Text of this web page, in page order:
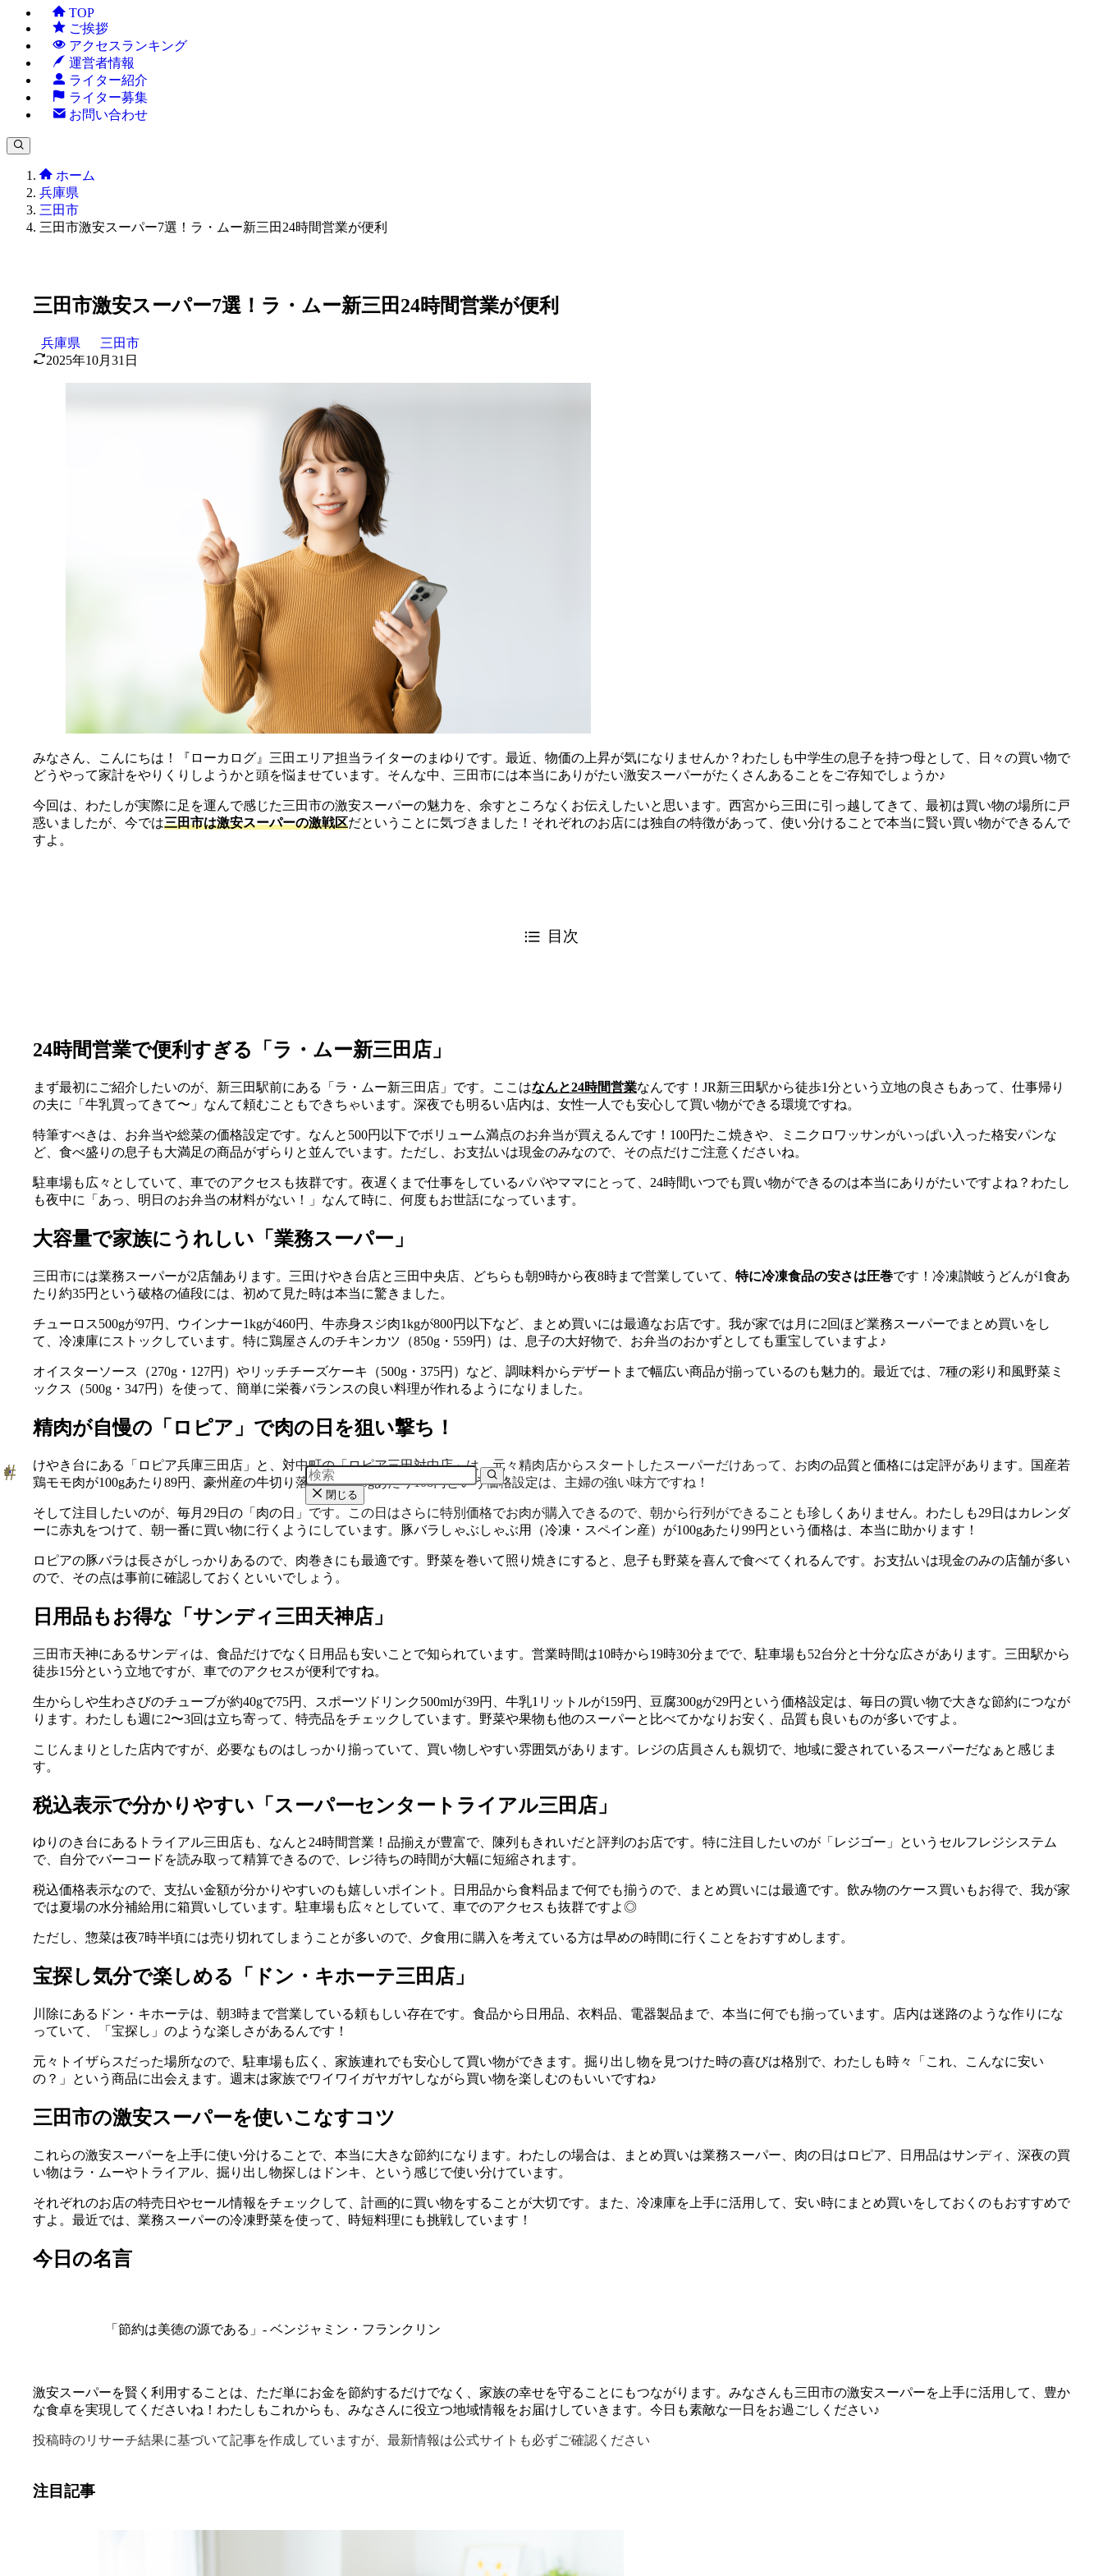
TOP
ご挨拶
アクセスランキング
運営者情報
ライター紹介
ライター募集
お問い合わせ
ホーム
兵庫県
三田市
三田市激安スーパー7選！ラ・ムー新三田24時間営業が便利
三田市激安スーパー7選！ラ・ムー新三田24時間営業が便利
兵庫県
三田市
2025年10月31日
みなさん、こんにちは！『ローカログ』三田エリア担当ライターのまゆりです。最近、物価の上昇が気になりませんか？わたしも中学生の息子を持つ母として、日々の買い物で
どうやって家計をやりくりしようかと頭を悩ませています。そんな中、三田市には本当にありがたい激安スーパーがたくさんあることをご存知でしょうか♪
今回は、わたしが実際に足を運んで感じた三田市の激安スーパーの魅力を、余すところなくお伝えしたいと思います。西宮から三田に引っ越してきて、最初は買い物の場所に戸
惑いましたが、今では三田市は激安スーパーの激戦区だということに気づきました！それぞれのお店には独自の特徴があって、使い分けることで本当に賢い買い物ができるんで
すよ。
目次
24時間営業で便利すぎる「ラ・ムー新三田店」
まず最初にご紹介したいのが、新三田駅前にある「ラ・ムー新三田店」です。ここはなんと24時間営業なんです！JR新三田駅から徒歩1分という立地の良さもあって、仕事帰り
の夫に「牛乳買ってきて〜」なんて頼むこともできちゃいます。深夜でも明るい店内は、女性一人でも安心して買い物ができる環境ですね。
特筆すべきは、お弁当や総菜の価格設定です。なんと500円以下でボリューム満点のお弁当が買えるんです！100円たこ焼きや、ミニクロワッサンがいっぱい入った格安パンな
ど、食べ盛りの息子も大満足の商品がずらりと並んでいます。ただし、お支払いは現金のみなので、その点だけご注意くださいね。
駐車場も広々としていて、車でのアクセスも抜群です。夜遅くまで仕事をしているパパやママにとって、24時間いつでも買い物ができるのは本当にありがたいですよね？わたし
も夜中に「あっ、明日のお弁当の材料がない！」なんて時に、何度もお世話になっています。
大容量で家族にうれしい「業務スーパー」
三田市には業務スーパーが2店舗あります。三田けやき台店と三田中央店、どちらも朝9時から夜8時まで営業していて、 特に冷凍食品の安さは圧巻です！冷凍讃岐うどんが1食あ
たり約35円という破格の値段には、初めて見た時は本当に驚きました。
チューロス500gが97円、ウインナー1kgが460円、牛赤身スジ肉1kgが800円以下など、まとめ買いには最適なお店です。我が家では月に2回ほど業務スーパーでまとめ買いをし
て、冷凍庫にストックしています。特に鶏屋さんのチキンカツ（850g・559円）は、息子の大好物で、お弁当のおかずとしても重宝していますよ♪
オイスターソース（270g・127円）やリッチチーズケーキ（500g・375円）など、調味料からデザートまで幅広い商品が揃っているのも魅力的。最近では、7種の彩り和風野菜ミ
ックス（500g・347円）を使って、簡単に栄養バランスの良い料理が作れるようになりました。
精肉が自慢の「ロピア」で肉の日を狙い撃ち！
けやき台にある「ロピア兵庫三田店」と、対中町の「ロピア三田対中店」は、元々精肉店からスタートしたスーパーだけあって、お肉の品質と価格には定評があります。国産若
鶏モモ肉が100gあたり89円、豪州産の牛切り落としが100gあたり108円という価格設定は、主婦の強い味方ですね！
そして注目したいのが、毎月29日の「肉の日」です。この日はさらに特別価格でお肉が購入できるので、朝から行列ができることも珍しくありません。わたしも29日はカレンダ
ーに赤丸をつけて、朝一番に買い物に行くようにしています。豚バラしゃぶしゃぶ用（冷凍・スペイン産）が100gあたり99円という価格は、本当に助かります！
ロピアの豚バラは長さがしっかりあるので、肉巻きにも最適です。野菜を巻いて照り焼きにすると、息子も野菜を喜んで食べてくれるんです。お支払いは現金のみの店舗が多い
ので、その点は事前に確認しておくといいでしょう。
日用品もお得な「サンディ三田天神店」
三田市天神にあるサンディは、食品だけでなく日用品も安いことで知られています。営業時間は10時から19時30分までで、駐車場も52台分と十分な広さがあります。三田駅から
徒歩15分という立地ですが、車でのアクセスが便利ですね。
生からしや生わさびのチューブが約40gで75円、スポーツドリンク500mlが39円、牛乳1リットルが159円、豆腐300gが29円という価格設定は、毎日の買い物で大きな節約につなが
ります。わたしも週に2〜3回は立ち寄って、特売品をチェックしています。野菜や果物も他のスーパーと比べてかなりお安く、品質も良いものが多いですよ。
こじんまりとした店内ですが、必要なものはしっかり揃っていて、買い物しやすい雰囲気があります。レジの店員さんも親切で、地域に愛されているスーパーだなぁと感じま
す。
税込表示で分かりやすい「スーパーセンタートライアル三田店」
ゆりのき台にあるトライアル三田店も、なんと24時間営業！品揃えが豊富で、陳列もきれいだと評判のお店です。特に注目したいのが「レジゴー」というセルフレジシステム
で、自分でバーコードを読み取って精算できるので、レジ待ちの時間が大幅に短縮されます。
税込価格表示なので、支払い金額が分かりやすいのも嬉しいポイント。日用品から食料品まで何でも揃うので、まとめ買いには最適です。飲み物のケース買いもお得で、我が家
では夏場の水分補給用に箱買いしています。駐車場も広々としていて、車でのアクセスも抜群ですよ◎
ただし、惣菜は夜7時半頃には売り切れてしまうことが多いので、夕食用に購入を考えている方は早めの時間に行くことをおすすめします。
宝探し気分で楽しめる「ドン・キホーテ三田店」
川除にあるドン・キホーテは、朝3時まで営業している頼もしい存在です。食品から日用品、衣料品、電器製品まで、本当に何でも揃っています。店内は迷路のような作りにな
っていて、「宝探し」のような楽しさがあるんです！
元々トイザらスだった場所なので、駐車場も広く、家族連れでも安心して買い物ができます。掘り出し物を見つけた時の喜びは格別で、わたしも時々「これ、こんなに安い
の？」という商品に出会えます。週末は家族でワイワイガヤガヤしながら買い物を楽しむのもいいですね♪
三田市の激安スーパーを使いこなすコツ
これらの激安スーパーを上手に使い分けることで、本当に大きな節約になります。わたしの場合は、まとめ買いは業務スーパー、肉の日はロピア、日用品はサンディ、深夜の買
い物はラ・ムーやトライアル、掘り出し物探しはドンキ、という感じで使い分けています。
それぞれのお店の特売日やセール情報をチェックして、計画的に買い物をすることが大切です。また、冷凍庫を上手に活用して、安い時にまとめ買いをしておくのもおすすめで
すよ。最近では、業務スーパーの冷凍野菜を使って、時短料理にも挑戦しています！
今日の名言
「節約は美徳の源である」- ベンジャミン・フランクリン
激安スーパーを賢く利用することは、ただ単にお金を節約するだけでなく、家族の幸せを守ることにもつながります。みなさんも三田市の激安スーパーを上手に活用して、豊か
な食卓を実現してくださいね！わたしもこれからも、みなさんに役立つ地域情報をお届けしていきます。今日も素敵な一日をお過ごしください♪
投稿時のリサーチ結果に基づいて記事を作成していますが、最新情報は公式サイトも必ずご確認ください
注目記事
閉じる